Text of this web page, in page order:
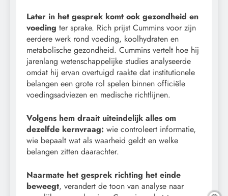
Later in het gesprek komt ook gezondheid en
voeding ter sprake. Rich prijst Cummins voor zijn
eerdere werk rond voeding, koolhydraten en
metabolische gezondheid. Cummins vertelt hoe hij
jarenlang wetenschappelijke studies analyseerde
omdat hij ervan overtuigd raakte dat institutionele
belangen een grote rol spelen binnen officiële
voedingsadviezen en medische richtlijnen.
Volgens hem draait uiteindelijk alles om
dezelfde kernvraag: wie controleert informatie,
wie bepaalt wat als waarheid geldt en welke
belangen zitten daarachter.
Naarmate het gesprek richting het einde
beweegt, verandert de toon van analyse naar